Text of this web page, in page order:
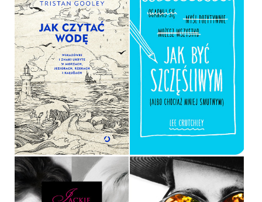
JAK CZYTAĆ WODĘ
TRISTAN GOOLEY
OPRAWA TWARDA
36,90 ZŁ
JAK BYĆ SZCZĘŚLIWYM
(ALBO CHOCIAŻ MNIEJ
SMUTNYM)
LEE CRUTCHLEY
OPRAWA MIĘKKA
29,90 ZŁ